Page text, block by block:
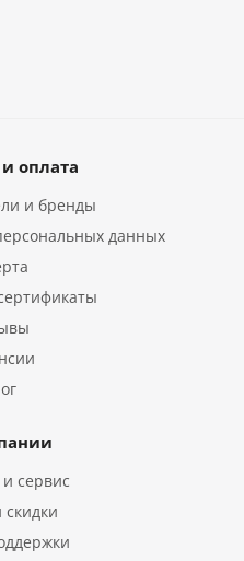
оплата
и бренды
данных
сервис